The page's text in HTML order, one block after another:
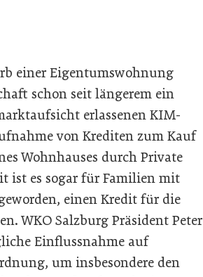
einer Eigentumswohnung
schon seit längerem ein
erlassenen KIM-
von Krediten zum Kauf
Wohnhauses durch Private
ist es sogar für Familien mit
einen Kredit für die
WKO Salzburg Präsident Peter
Einflussnahme auf
um insbesondere den